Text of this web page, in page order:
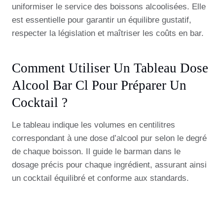
uniformiser le service des boissons alcoolisées. Elle
est essentielle pour garantir un équilibre gustatif,
respecter la législation et maîtriser les coûts en bar.
Comment Utiliser Un Tableau Dose
Alcool Bar Cl Pour Préparer Un
Cocktail ?
Le tableau indique les volumes en centilitres
correspondant à une dose d’alcool pur selon le degré
de chaque boisson. Il guide le barman dans le
dosage précis pour chaque ingrédient, assurant ainsi
un cocktail équilibré et conforme aux standards.